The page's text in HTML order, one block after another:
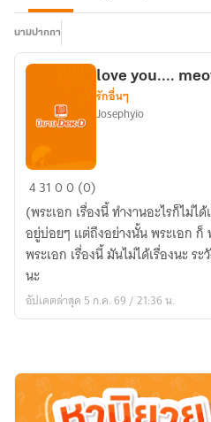
นามปากกา
love
meow
love you....
รักอื่นๆ
Josephyio
43100 (0)
(พระเอก เรื่องนี้ ทำงานอะไรก็ไม่ได้เรื่องซักอย่
อยู่บ่อยๆ แต่ถึงอย่างนั้น พระเอก ก็ พยายาม เพื่อ คนที่เขารัก)
พระเอก เรื่องนี้ มันไม่ได้เรื่องนะ ระ
นะ
อัปเดตล่าสุด 5 ก.ค. 69 / 21:36 น.